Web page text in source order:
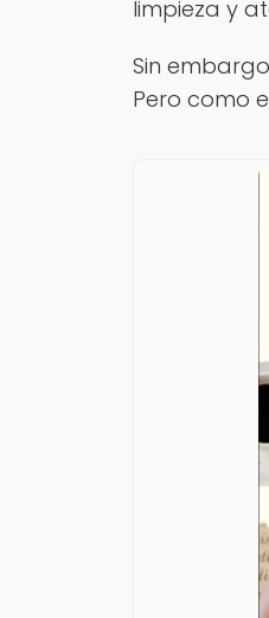
limpieza y
Sin
Pero como